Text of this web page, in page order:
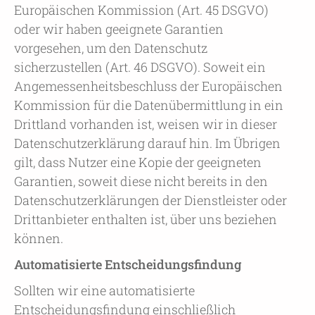
Europäischen Kommission (Art. 45 DSGVO)
oder wir haben geeignete Garantien
vorgesehen, um den Datenschutz
sicherzustellen (Art. 46 DSGVO). Soweit ein
Angemessenheitsbeschluss der Europäischen
Kommission für die Datenübermittlung in ein
Drittland vorhanden ist, weisen wir in dieser
Datenschutzerklärung darauf hin. Im Übrigen
gilt, dass Nutzer eine Kopie der geeigneten
Garantien, soweit diese nicht bereits in den
Datenschutzerklärungen der Dienstleister oder
Drittanbieter enthalten ist, über uns beziehen
können.
Automatisierte Entscheidungsfindung
Sollten wir eine automatisierte
Entscheidungsfindung einschließlich